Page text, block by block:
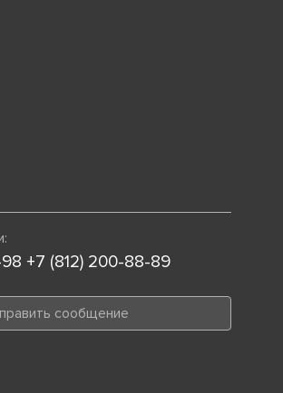
+7 (812) 200-88-89
сообщение